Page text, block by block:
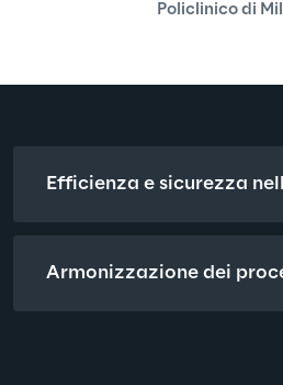
Policlinico di
Efficienza e sicurezza
Armonizzazione dei